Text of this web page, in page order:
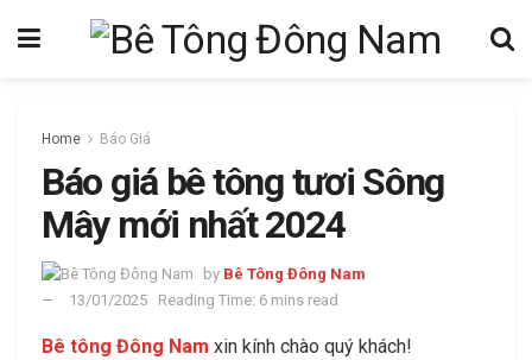
Home Báo Giá
Báo giá bê tông tươi Sông
Mây mới nhất 2024
by Bê Tông Đông Nam
13/01/2025
Reading Time: 6 mins read
Bê tông Đông Nam xin kính chào quý khách!